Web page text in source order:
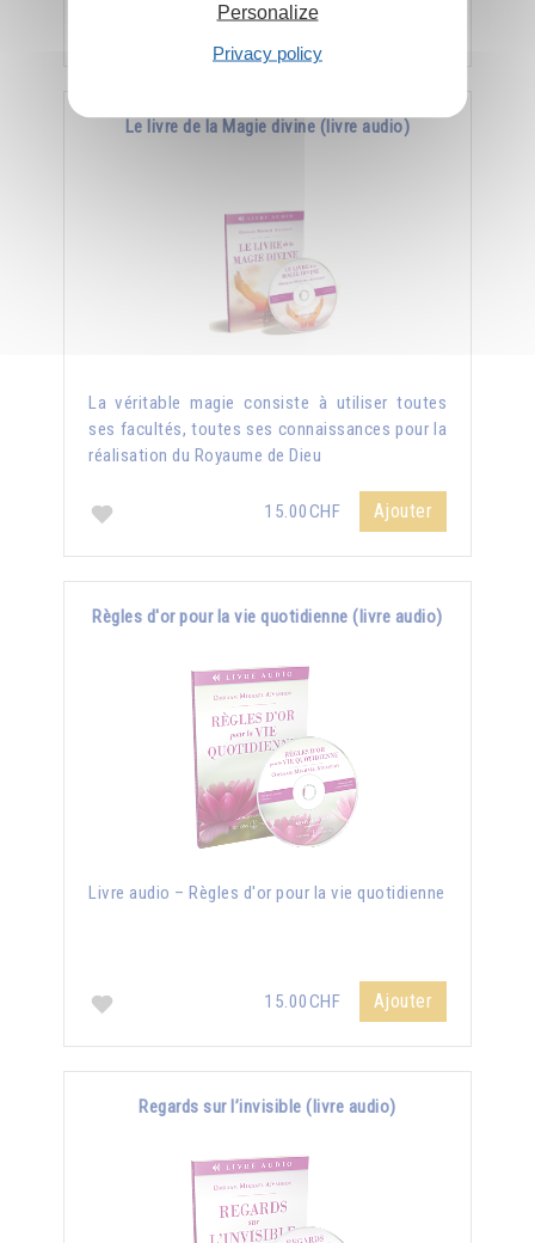
15.00CHF
Le livre de la Magie divine (livre audio)
La véritable magie consiste à utiliser toutes
ses facultés, toutes ses connaissances pour la
réalisation du Royaume de Dieu
15.00CHF Ajouter
Règles d'or pour la vie quotidienne (livre audio)
Livre audio – Règles d'or pour la vie quotidienne
15.00CHF Ajouter
Regards sur l’invisible (livre audio)
Personalize
Privacy policy